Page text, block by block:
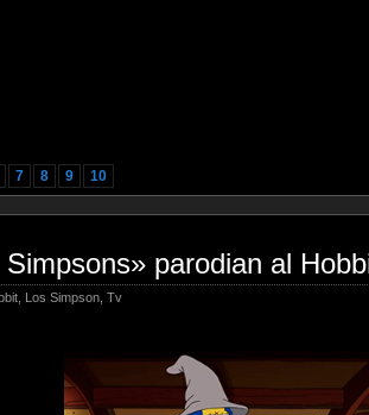
7 8 9 10
Simpsons» parodian al
Los Simpson Tv